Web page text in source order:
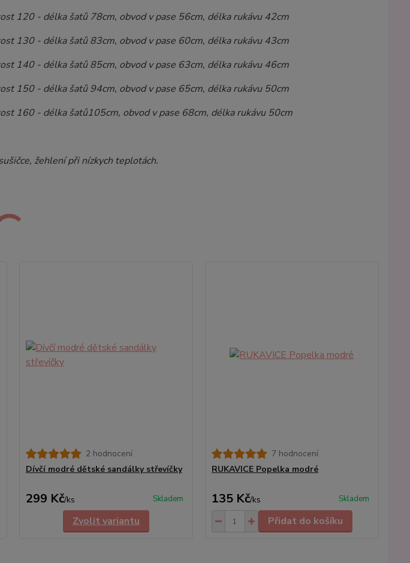
120 - délka šatů 78cm, obvod v pase 56cm, délka rukávu 42cm
130 - délka šatů 83cm, obvod v pase 60cm, délka rukávu 43cm
140 - délka šatů 85cm, obvod v pase 63cm, délka rukávu 46cm
150 - délka šatů 94cm, obvod v pase 65cm, délka rukávu 50cm
160 - délka šatů105cm, obvod v pase 68cm, délka rukávu 50cm
žehlení při nízkych teplotách.
2 hodnocení
Dívčí modré dětské sandálky střevíčky
299 Kč/ks Skladem
Zvolit variantu
7 hodnocení
RUKAVICE Popelka modré
135 Kč/ks Skladem
Přidat do košíku